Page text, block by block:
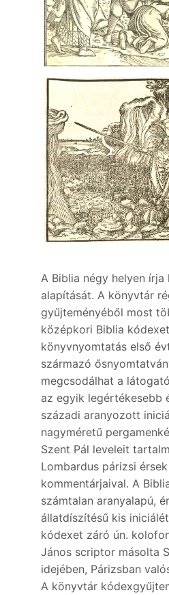
A Biblia négy helyen írja
alapítását. A könyvtár
gyűjteményéből most
középkori Biblia
könyvnyomtatás első
származó
megcsodálhat a
az egyik legértékesebb
századi aranyozott
nagyméretű
Szent Pál leveleit
Lombardus párizsi
kommentárjaival. A
számtalan aranyalapú,
állatdíszítésű kis
kódexet záró ún.
János scriptor másolta
idejében, Párizsban
A könyvtár